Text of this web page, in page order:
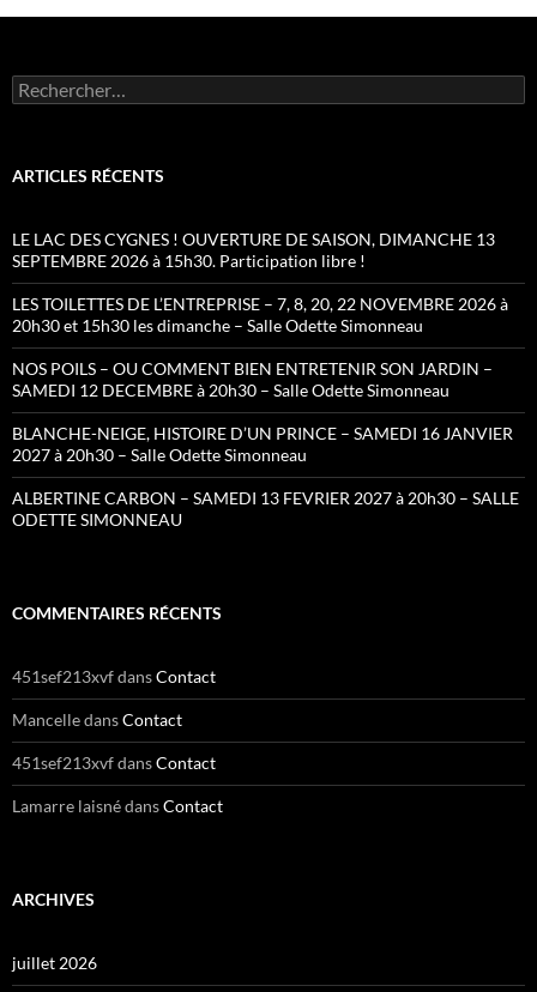
Rechercher :
ARTICLES RÉCENTS
LE LAC DES CYGNES ! OUVERTURE DE SAISON, DIMANCHE 13
SEPTEMBRE 2026 à 15h30. Participation libre !
LES TOILETTES DE L’ENTREPRISE – 7, 8, 20, 22 NOVEMBRE 2026 à
20h30 et 15h30 les dimanche – Salle Odette Simonneau
NOS POILS – OU COMMENT BIEN ENTRETENIR SON JARDIN –
SAMEDI 12 DECEMBRE à 20h30 – Salle Odette Simonneau
BLANCHE-NEIGE, HISTOIRE D’UN PRINCE – SAMEDI 16 JANVIER
2027 à 20h30 – Salle Odette Simonneau
ALBERTINE CARBON – SAMEDI 13 FEVRIER 2027 à 20h30 – SALLE
ODETTE SIMONNEAU
COMMENTAIRES RÉCENTS
451sef213xvfdansContact
MancelledansContact
451sef213xvfdansContact
Lamarre laisnédansContact
ARCHIVES
juillet 2026